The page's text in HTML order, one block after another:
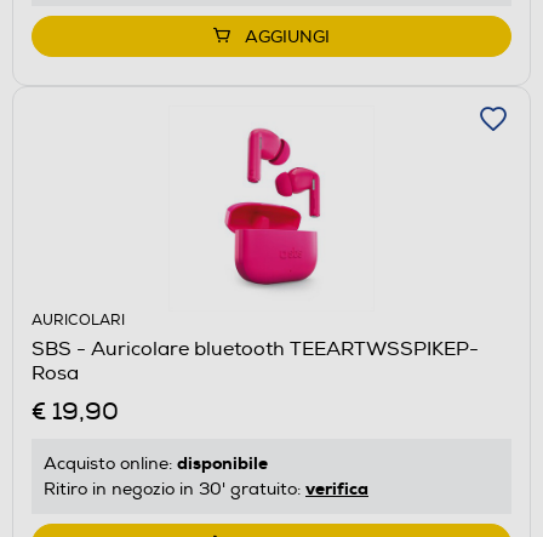
AGGIUNGI
AURICOLARI
SBS - Auricolare bluetooth TEEARTWSSPIKEP-
Rosa
€ 19,90
Acquisto online: disponibile
Ritiro in negozio in 30' gratuito: verifica